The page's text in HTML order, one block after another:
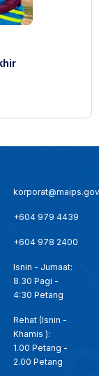
+604 979 4439
+604 978 2400
Isnin - Jumaat:
8.30 Pagi -
4:30 Petang
Rehat (Isnin -
Khamis ):
1.00 Petang -
2.00 Petang